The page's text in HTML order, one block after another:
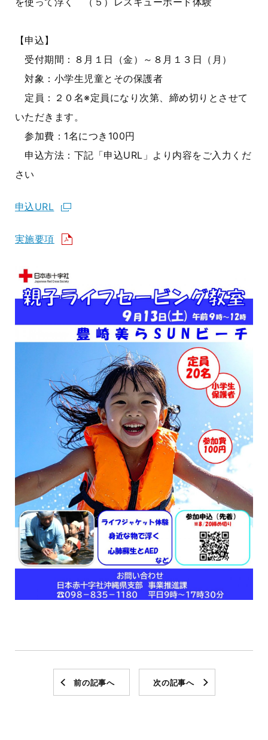
【申込】
受付期間：８月１日（金）～８月１３日（月）
対象：小学生児童とその保護者
定員：２０名※定員になり次第、締め切りとさせて
いただきます。
参加費：1名につき100円
申込方法：下記「申込URL」より内容をご入力くだ
さい
申込URL
実施要項
前の記事へ 次の記事へ